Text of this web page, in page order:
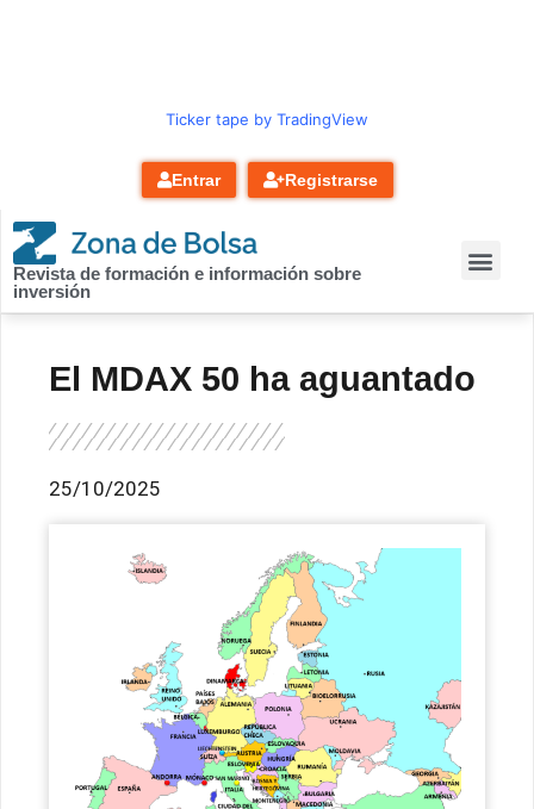
Ticker tape by TradingView
Entrar Registrarse
Revista de formación e información sobre
inversión
El MDAX 50 ha aguantado
25/10/2025